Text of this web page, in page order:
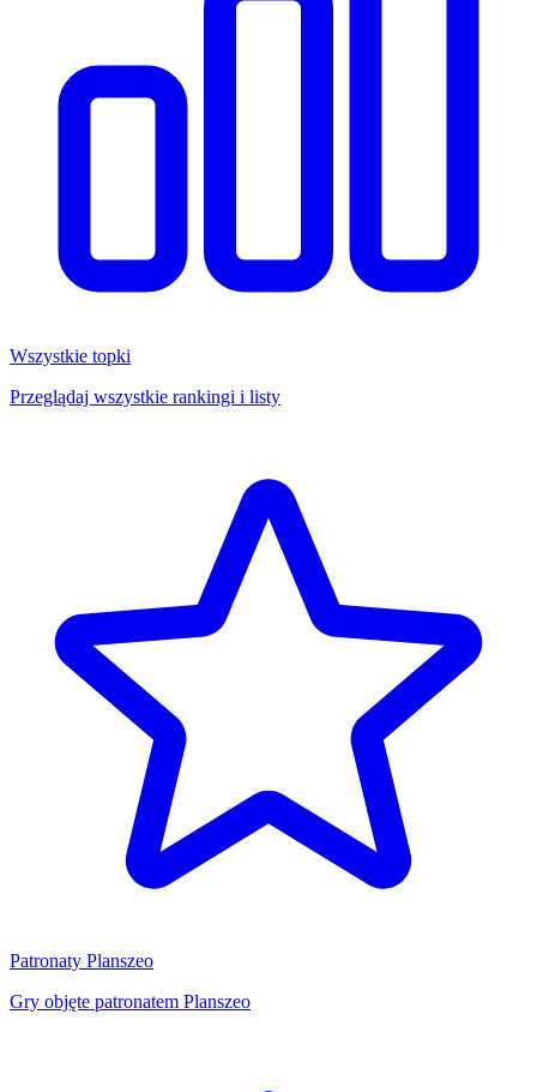
Wszystkie topki
Przeglądaj wszystkie rankingi i listy
Patronaty Planszeo
Gry objęte patronatem Planszeo